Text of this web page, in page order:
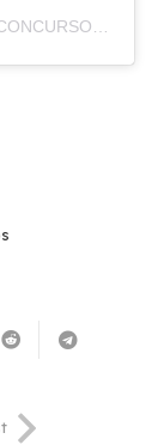
Um post compartilhado por IMPLACÁVEL CONCURSOS (@implacavelconcursos)